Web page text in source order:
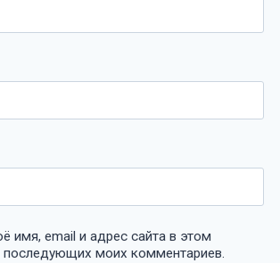
имя, email и адрес сайта в этом
последующих моих комментариев.